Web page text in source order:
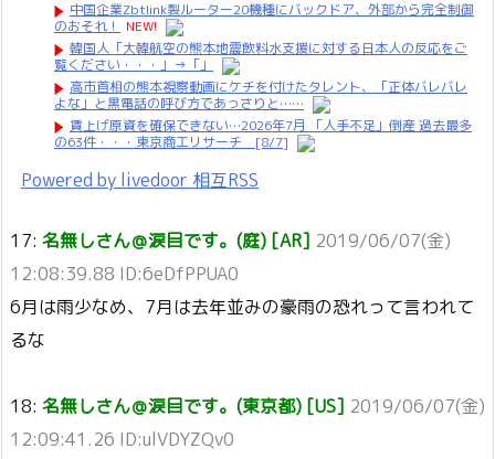
中国企業Zbtlink製ルーター20機種にバックドア、外部から完全制御
のおそれ！
NEW!
韓国人「大韓航空の熊本地震飲料水支援に対する日本人の反応をご
覧ください・・・」→「」
高市首相の熊本視察動画にケチを付けたタレント、「正体バレバレ
よな」と黒電話の呼び方であっさりと……
賃上げ原資を確保できない…2026年7月 「人手不足」倒産 過去最多
の63件・・・東京商工リサーチ [8/7]
Powered by livedoor 相互RSS
17: 名無しさん＠涙目です。(庭) [AR] 2019/06/07(金)
12:08:39.88 ID:6eDfPPUA0
6月は雨少なめ、7月は去年並みの豪雨の恐れって言われて
るな
18: 名無しさん＠涙目です。(東京都) [US] 2019/06/07(金)
12:09:41.26 ID:ulVDYZQv0